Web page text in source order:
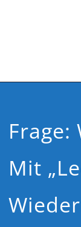
Frage:
Mit